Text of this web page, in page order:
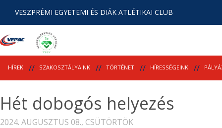
VESZPRÉMI EGYETEMI ÉS DIÁK ATLÉTIKAI CLUB
HÍREK SZAKOSZTÁLYAINK TÖRTÉNET HÍRESSÉGEINK
Hét dobogós helyezés
2024. AUGUSZTUS 08., CSÜTÖRTÖK